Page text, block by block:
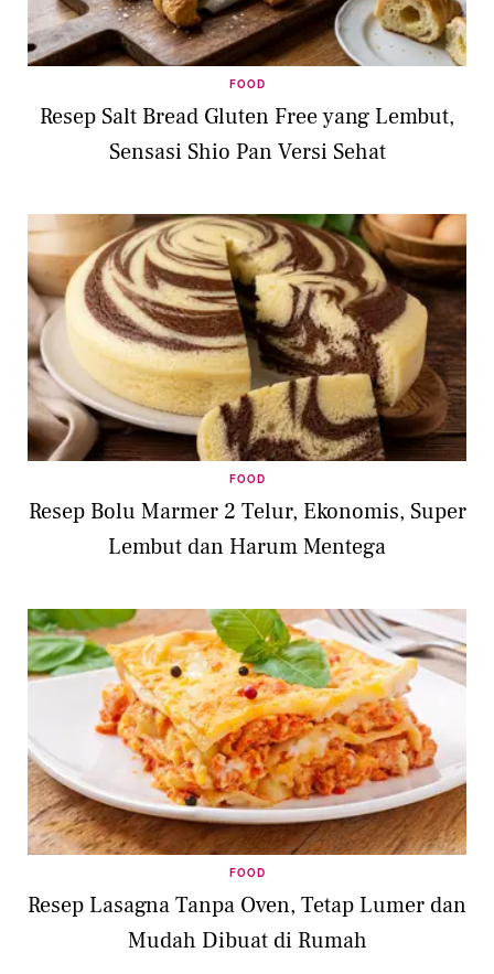
FOOD
Resep Salt Bread Gluten Free yang Lembut,
Sensasi Shio Pan Versi Sehat
FOOD
Resep Bolu Marmer 2 Telur, Ekonomis, Super
Lembut dan Harum Mentega
FOOD
Resep Lasagna Tanpa Oven, Tetap Lumer dan
Mudah Dibuat di Rumah